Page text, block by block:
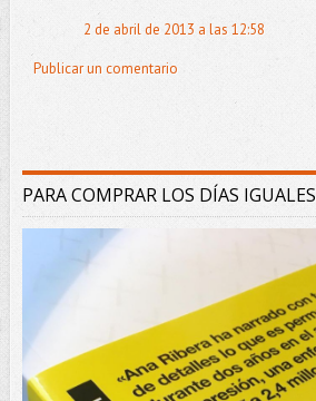
2 de abril de 2013 a las 12:58
Publicar un comentario
PARA COMPRAR LOS DÍAS IGUALES